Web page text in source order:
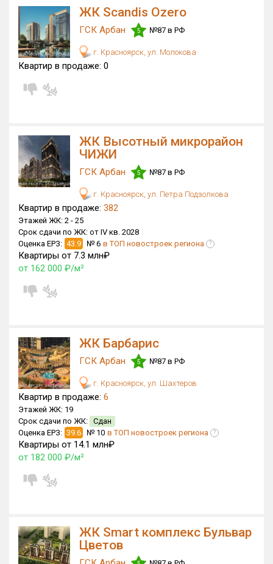
Только новые
Оценка ЕРЗ ЖК
Рейтинг ЕРЗ
Найдено:
Жилых комплексов
Многоквартирных домов
Блокированных домов
Домов с апартаментами
Поселков таунхаусов
Многоквартирных домов
ЖК Scandis Ozero
ГСК Арбан 5 №87 в РФ
г. Красноярск, ул. Молокова
Квартир в продаже: 0
ЖК Высотный микрорайон
ЧИЖИ
ГСК Арбан 5 №87 в РФ
г. Красноярск, ул. Петра Подзолкова
Квартир в продаже: 382
Этажей ЖК: 2 - 25
Срок сдачи по ЖК: от IV кв. 2028
Оценка ЕРЗ: 43.9 № 6 в ТОП новостроек региона ?
Квартиры от 7.3 млн₽
от 162 000 ₽/м²
ЖК Барбарис
ГСК Арбан 5 №87 в РФ
г. Красноярск, ул. Шахтеров
Квартир в продаже: 6
Этажей ЖК: 19
Срок сдачи по ЖК: Сдан
Оценка ЕРЗ: 39.6 № 10 в ТОП новостроек региона ?
Квартиры от 14.1 млн₽
от 182 000 ₽/м²
ЖК Smart комплекс Бульвар
Цветов